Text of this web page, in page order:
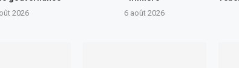
2026 6 août 2026